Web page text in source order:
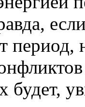
будет,